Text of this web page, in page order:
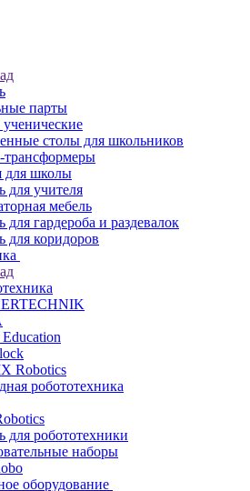
парты
столы для школьников
для школы
для учителя
мебель
для гардероба и раздевалок
для коридоров
Robotics
робототехника
для робототехники
наборы
оборудование